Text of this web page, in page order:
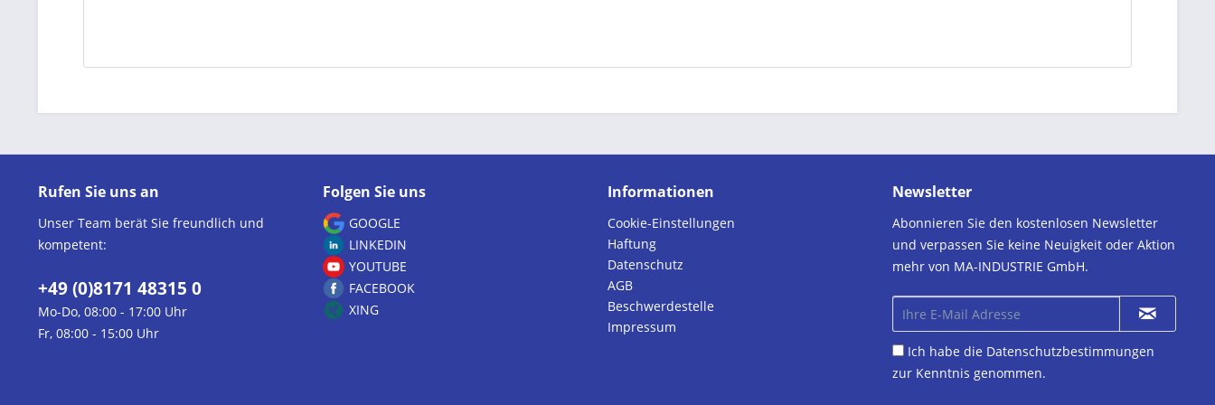
Rufen Sie uns an
Unser Team berät Sie freundlich und
kompetent:
+49 (0)8171 48315 0
Mo-Do, 08:00 - 17:00 Uhr
Fr, 08:00 - 15:00 Uhr
Folgen Sie uns
GOOGLE
LINKEDIN
YOUTUBE
FACEBOOK
XING
Informationen
Cookie-Einstellungen
Haftung
Datenschutz
AGB
Beschwerdestelle
Impressum
Newsletter
Abonnieren Sie den kostenlosen Newsletter
und verpassen Sie keine Neuigkeit oder Aktion
mehr von MA-INDUSTRIE GmbH.
Ich habe die Datenschutzbestimmungen
zur Kenntnis genommen.